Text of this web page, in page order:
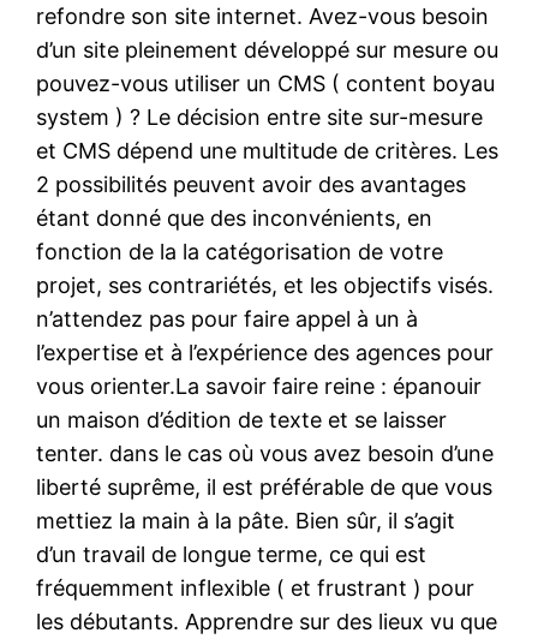
refondre son site internet. Avez-vous besoin
d’un site pleinement développé sur mesure ou
pouvez-vous utiliser un CMS ( content boyau
system ) ? Le décision entre site sur-mesure
et CMS dépend une multitude de critères. Les
2 possibilités peuvent avoir des avantages
étant donné que des inconvénients, en
fonction de la la catégorisation de votre
projet, ses contrariétés, et les objectifs visés.
n’attendez pas pour faire appel à un à
l’expertise et à l’expérience des agences pour
vous orienter.La savoir faire reine : épanouir
un maison d’édition de texte et se laisser
tenter. dans le cas où vous avez besoin d’une
liberté suprême, il est préférable de que vous
mettiez la main à la pâte. Bien sûr, il s’agit
d’un travail de longue terme, ce qui est
fréquemment inflexible ( et frustrant ) pour
les débutants. Apprendre sur des lieux vu que